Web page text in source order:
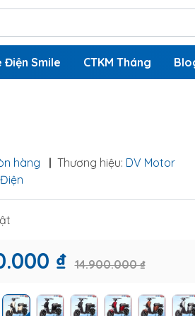
Điện Smile CTKM Tháng
hàng | Thương hiệu: DV Motor
₫ 14.900.000 ₫